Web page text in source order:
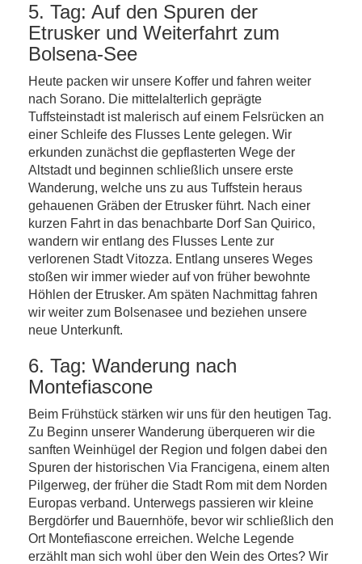
5. Tag: Auf den Spuren der
Etrusker und Weiterfahrt zum
Bolsena-­See
Heute packen wir unsere Koffer und fahren weiter
nach Sorano. Die mittelalterlich geprägte
Tuffsteinstadt ist malerisch auf einem Felsrücken an
einer Schleife des Flusses Lente gelegen. Wir
erkunden zunächst die gepflasterten Wege der
Altstadt und beginnen schließlich unsere erste
Wanderung, welche uns zu aus Tuffstein heraus
gehauenen Gräben der Etrusker führt. Nach einer
kurzen Fahrt in das benachbarte Dorf San Quirico,
wandern wir entlang des Flusses Lente zur
verlorenen Stadt Vitozza. Entlang unseres Weges
stoßen wir immer wieder auf von früher bewohnte
Höhlen der Etrusker. Am späten Nachmittag fahren
wir weiter zum Bolsenasee und beziehen unsere
neue Unterkunft.
6. Tag: Wanderung nach
Montefiascone
Beim Frühstück stärken wir uns für den heutigen Tag.
Zu Beginn unserer Wanderung überqueren wir die
sanften Weinhügel der Region und folgen dabei den
Spuren der historischen Via Francigena, einem alten
Pilgerweg, der früher die Stadt Rom mit dem Norden
Europas verband. Unterwegs passieren wir kleine
Bergdörfer und Bauernhöfe, bevor wir schließlich den
Ort Montefiascone erreichen. Welche Legende
erzählt man sich wohl über den Wein des Ortes? Wir